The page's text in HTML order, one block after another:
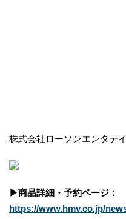
株式会社ローソンエンタテ
▶商品詳細・予約ページ：
https://www.hmv.co.jp/